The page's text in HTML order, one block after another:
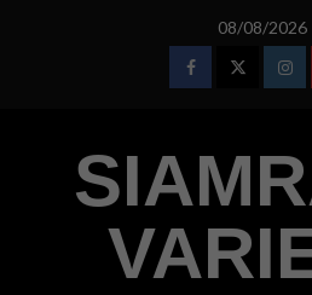
08/08/2026
FacebookTwitter